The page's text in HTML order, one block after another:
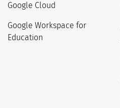
Google Cloud
Google Workspace for
Education